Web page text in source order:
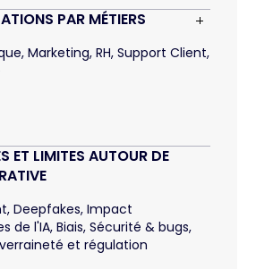
PAR MÉTIERS
Marketing, RH, Support Client,
ET LIMITES AUTOUR DE
Deepfakes, Impact
de l'IA, Biais, Sécurité & bugs,
et régulation